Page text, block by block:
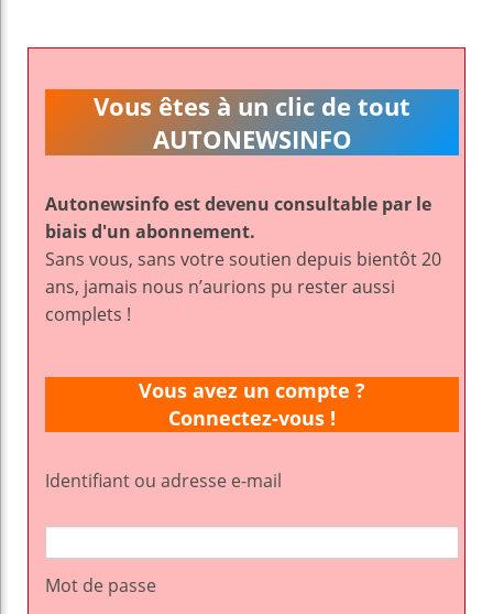
k pt
Vous êtes à un clic de tout
AUTONEWSINFO
Autonewsinfo est devenu consultable par le
biais d'un abonnement.
Sans vous, sans votre soutien depuis bientôt 20
ans, jamais nous n’aurions pu rester aussi
complets !
Vous avez un compte ?
Connectez-vous !
Identifiant ou adresse e-mail
Mot de passe